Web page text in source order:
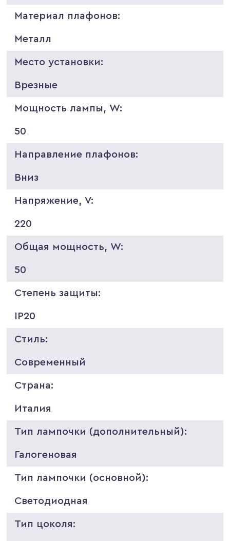
Материал плафонов:
Металл
Место установки:
Врезные
Мощность лампы, W:
50
Направление плафонов:
Вниз
Напряжение, V:
220
Общая мощность, W:
50
Степень защиты:
IP20
Стиль:
Современный
Страна:
Италия
Тип лампочки (дополнительный):
Галогеновая
Тип лампочки (основной):
Светодиодная
Тип цоколя: